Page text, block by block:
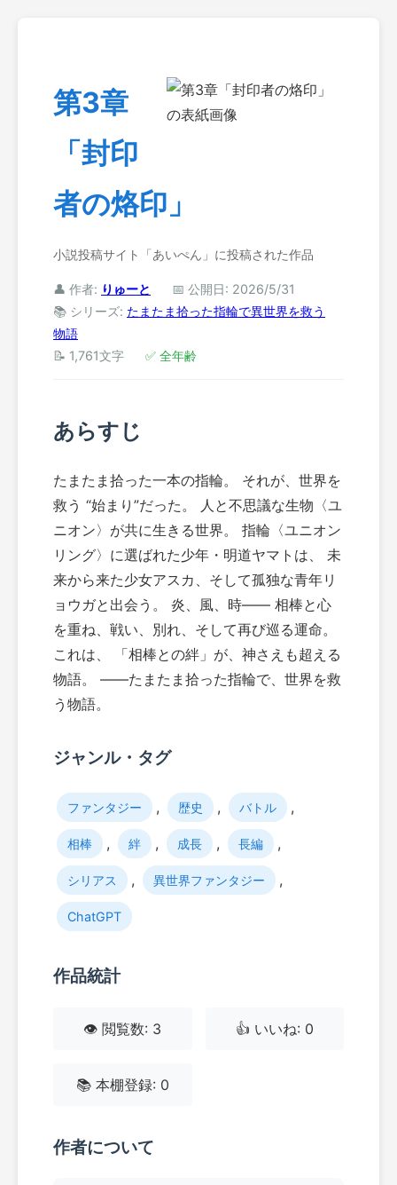
第3章
「封印
者の烙印」
小説投稿サイト「あいぺん」に投稿された作品
👤 作者: りゅーと
📅 公開日: 2026/5/31
📚 シリーズ: たまたま拾った指輪で異世界を救う
物語
📝 1,761文字
✅ 全年齢
あらすじ
たまたま拾った一本の指輪。 それが、世界を
救う “始まり”だった。 人と不思議な生物〈ユ
ニオン〉が共に生きる世界。 指輪〈ユニオン
リング〉に選ばれた少年・明道ヤマトは、 未
来から来た少女アスカ、そして孤独な青年リ
ョウガと出会う。 炎、風、時―― 相棒と心
を重ね、戦い、別れ、そして再び巡る運命。
これは、 「相棒との絆」が、神さえも超える
物語。 ――たまたま拾った指輪で、世界を救
う物語。
ジャンル・タグ
ファンタジー , 歴史 , バトル ,
相棒 , 絆 , 成長 , 長編 ,
シリアス , 異世界ファンタジー ,
ChatGPT
作品統計
👁️ 閲覧数: 3 👍 いいね: 0
📚 本棚登録: 0
作者について